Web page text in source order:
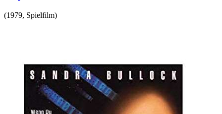
(1979, Spielfilm)